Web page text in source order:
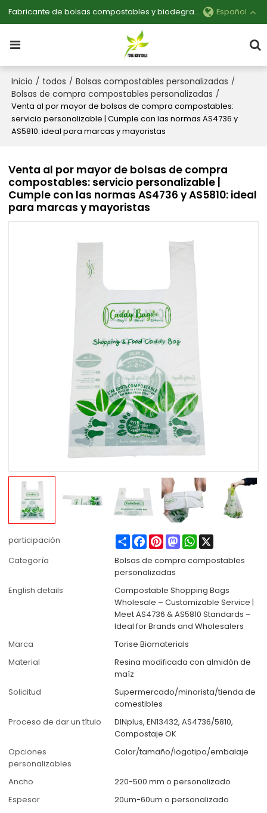
Fabricante de bolsas compostables y biodegradables personalizables Español
Inicio / todos / Bolsas compostables personalizadas /
Bolsas de compra compostables personalizadas /
Venta al por mayor de bolsas de compra compostables:
servicio personalizable | Cumple con las normas AS4736 y
AS5810: ideal para marcas y mayoristas
Venta al por mayor de bolsas de compra
compostables: servicio personalizable |
Cumple con las normas AS4736 y AS5810: ideal
para marcas y mayoristas
participación ShareFacebook
PinterestMastodonWhatsApp
Categoría
Bolsas de compra compostables
personalizadas
English details
Compostable Shopping Bags
Wholesale – Customizable Service |
Meet AS4736 & AS5810 Standards –
Ideal for Brands and Wholesalers
Marca
Torise Biomaterials
Material
Resina modificada con almidón de
maíz
Solicitud
Supermercado/minorista/tienda de
comestibles
Proceso de dar un título
DINplus, EN13432, AS4736/5810,
Compostaje OK
Opciones
personalizables
Color/tamaño/logotipo/embalaje
Ancho
220-500 mm o personalizado
Espesor
20um-60um o personalizado